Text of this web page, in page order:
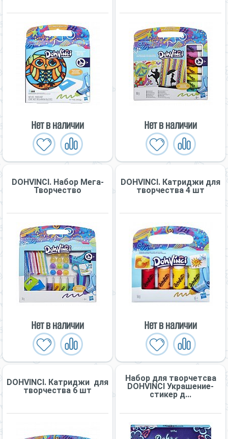
Нет в наличии Нет в наличии
DOHVINCI. Набор Мега-
Творчество
Нет в наличии
DOHVINCI. Катриджи для
творчества 4 шт
Нет в наличии
DOHVINCI. Катриджи для
творчества 6 шт
Набор для творчетсва
DOHVINCI Украшение-
стикер д...